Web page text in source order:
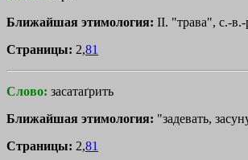
Ближайшая этимология: II. "трава", с.-
Страницы: 2,81
Слово: засатаґрить
Ближайшая этимология: "задевать,
Страницы: 2,81